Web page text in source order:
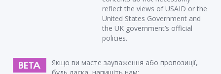
reflect the views of USAID or the
United States Government and
the UK government’s official
policies.
Якщо ви маєте зауваження або пропозиції,